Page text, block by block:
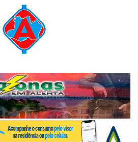
CCC seguem inoperantes em razão de
complexa na Oi
furto de transformador de poste em
Manaus
do SBT após defecar no chão do
do esperado e climatologistas veem
um “super El Niño”
na pesagem de produtos e
em Manaus
suspeitos de estupr4r criança de
anos, em Parintins